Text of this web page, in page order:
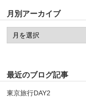
月別アーカイブ
最近のブログ記事
東京旅行DAY2